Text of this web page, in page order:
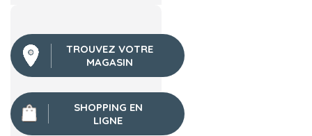
TROUVEZ VOTRE
MAGASIN
SHOPPING EN
LIGNE